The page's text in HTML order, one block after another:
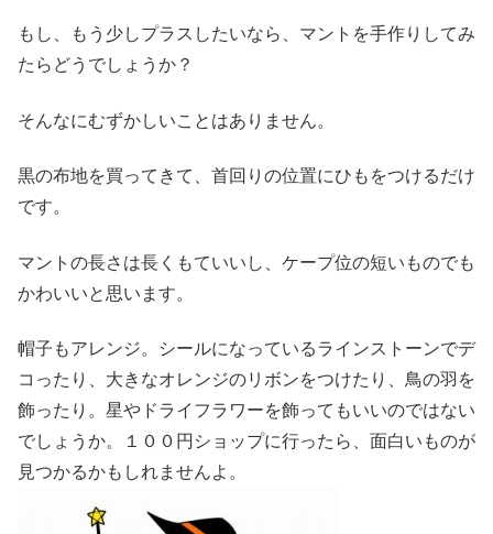
もし、もう少しプラスしたいなら、マントを手作りしてみ
たらどうでしょうか？
そんなにむずかしいことはありません。
黒の布地を買ってきて、首回りの位置にひもをつけるだけ
です。
マントの長さは長くもていいし、ケープ位の短いものでも
かわいいと思います。
帽子もアレンジ。シールになっているラインストーンでデ
コったり、大きなオレンジのリボンをつけたり、鳥の羽を
飾ったり。星やドライフラワーを飾ってもいいのではない
でしょうか。１００円ショップに行ったら、面白いものが
見つかるかもしれませんよ。